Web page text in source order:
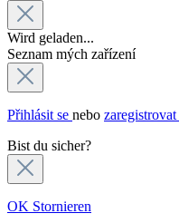
Wird geladen...
Seznam mých zařízení
Přihlásit se nebo zaregistrovat
Bist du sicher?
OK Stornieren